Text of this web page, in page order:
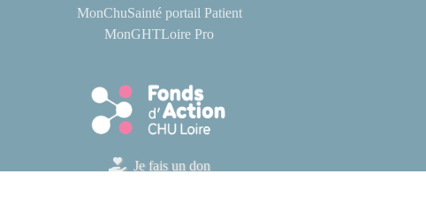
MonChuSainté portail Patient
MonGHTLoire Pro
Je fais un don